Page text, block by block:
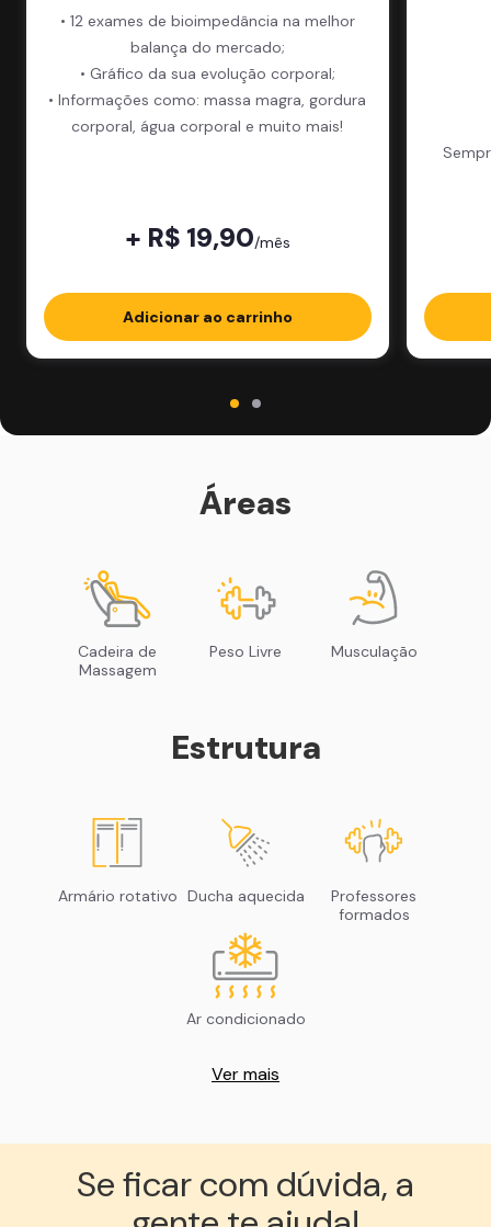
• 12 exames de bioimpedância na melhor
balança do mercado;
• Gráfico da sua evolução corporal;
• Informações como: massa magra, gordura
corporal, água corporal e muito mais!
+ R$ 19,90/mês
Adicionar ao carrinho
Áreas
Cadeira de
Massagem
Peso Livre Musculação
Estrutura
Armário rotativo Ducha aquecida
Professores
formados
Ar condicionado
Ver mais
Se ficar com dúvida, a